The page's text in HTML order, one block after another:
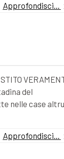
Approfondisci...
del
nelle case
Approfondisci...